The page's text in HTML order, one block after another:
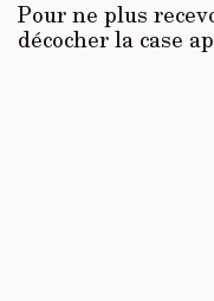
Pour ne plus
décocher la case